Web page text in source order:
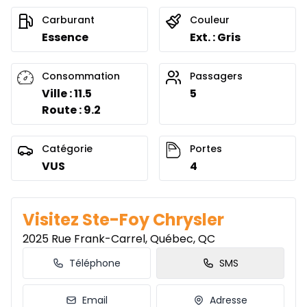
0.00 $ d'acompte • 4.49%
Location sur 51 mois
Location sur 51 mois
0.00 $ d'acompte • 2.99%
À partir de :
Location sur 48 mois
Location sur 48 mois
0.00 $ d'acompte • 2.99%
238$/Sem.
Location sur 42 mois
Location sur 42 mois
0.00 $ d'acompte • 2.99%
À partir de :
256
Carburant
Essence
Couleur
Ext. : Gris
Consommation
Ville : 11.5
Route : 9.2
Passagers
5
Catégorie
VUS
Portes
4
Visitez Ste-Foy Chrysler
2025 Rue Frank-Carrel, Québec, QC
Téléphone SMS
Email Adresse